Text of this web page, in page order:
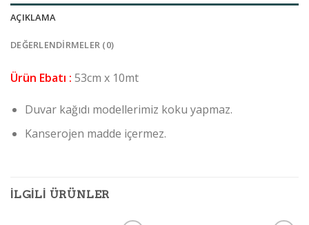
AÇIKLAMA
DEĞERLENDIRMELER (0)
Ürün Ebatı : 53cm x 10mt
Duvar kağıdı modellerimiz koku yapmaz.
Kanserojen madde içermez.
İLGILI ÜRÜNLER